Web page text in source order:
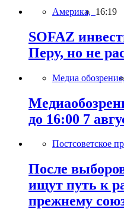
Америка, 16:19
SOFAZ
Перу, но не
Медиа
до 16:00 7
Постсоветское
После
ищут путь к
прежнему